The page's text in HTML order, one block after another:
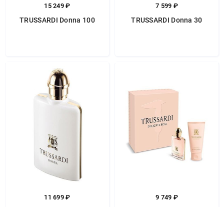
15 249 ₽
TRUSSARDI Donna 100
7 599 ₽
TRUSSARDI Donna 30
11 699 ₽ 9 749 ₽